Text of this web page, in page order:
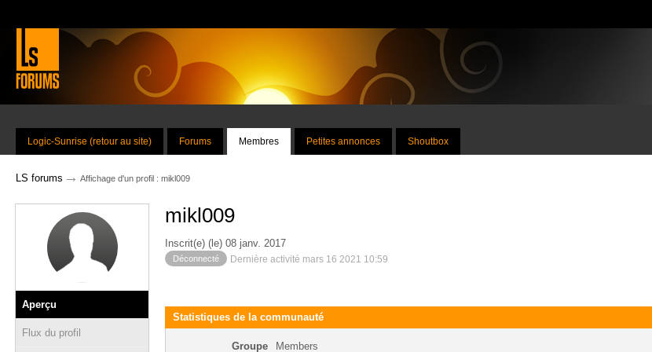
Logic-Sunrise (retour au site) Forums Membres Petites annonces Shoutbox
LS forums → Affichage d'un profil : mikl009
Aperçu
Flux du profil
mikl009
Inscrit(e) (le) 08 janv. 2017
Déconnecté Dernière activité mars 16 2021 10:59
Statistiques de la communauté
Groupe Members